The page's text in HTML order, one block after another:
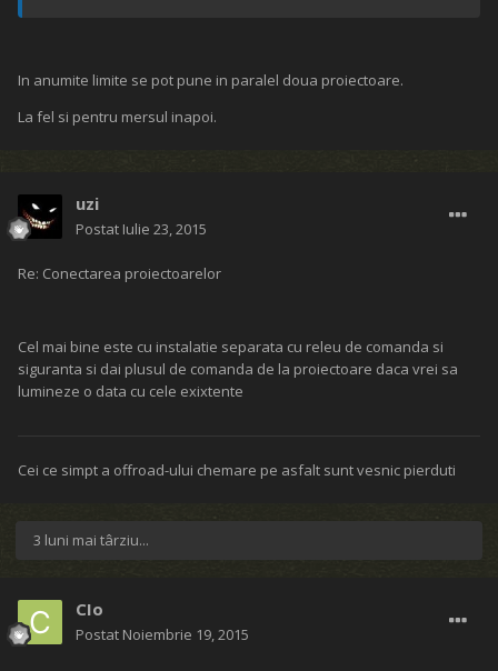
In anumite limite se pot pune in paralel doua proiectoare.
La fel si pentru mersul inapoi.
uzi
Postat Iulie 23, 2015
Re: Conectarea proiectoarelor
Cel mai bine este cu instalatie separata cu releu de comanda si
siguranta si dai plusul de comanda de la proiectoare daca vrei sa
lumineze o data cu cele exixtente
Cei ce simpt a offroad-ului chemare pe asfalt sunt vesnic pierduti
3 luni mai târziu...
CIo
Postat Noiembrie 19, 2015